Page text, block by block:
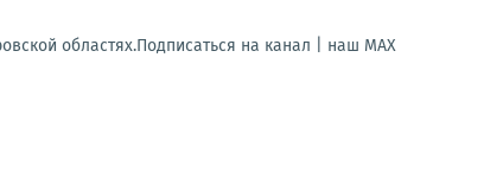
областях.Подписаться на канал | наш МАХ